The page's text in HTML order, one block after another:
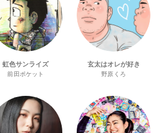
虹色サンライズ
前田ポケット
玄太はオレが好き
野原くろ